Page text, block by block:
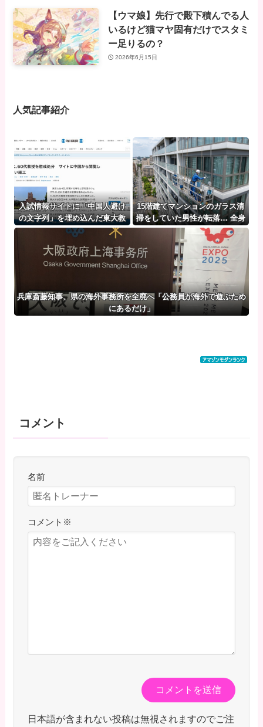
【ウマ娘】先行で殿下積んでる人
いるけど猫マヤ固有だけでスタミ
ー足りるの？
2026年6月15日
人気記事紹介
入試情報サイトに「中国人避け
の文字列」を埋め込んだ東大教
授に懲戒処分
15階建てマンションのガラス清
掃をしていた男性が転落… 全身
を強く打って死亡
兵庫斎藤知事、県の海外事務所を全廃へ「公務員が海外で遊ぶため
にあるだけ」
コメント
名前
コメント ※
日本語が含まれない投稿は無視されますのでご注